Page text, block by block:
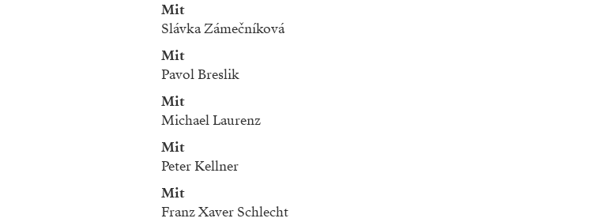
Mit
Slávka Zámečníková
Mit
Pavol Breslik
Mit
Michael Laurenz
Mit
Peter Kellner
Mit
Franz Xaver Schlecht